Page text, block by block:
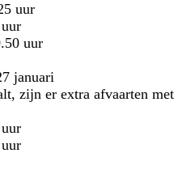
uur
uur
januari
zijn er extra afvaarten met